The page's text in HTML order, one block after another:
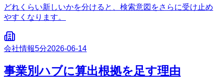
どれくらい新しいかを分けると、検索意図をさらに受け止め
やすくなります。
会社情報5分2026-06-14
事業別ハブに算出根拠を足す理由